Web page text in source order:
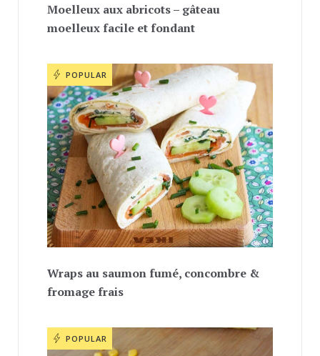
Moelleux aux abricots – gâteau
moelleux facile et fondant
POPULAR
Wraps au saumon fumé, concombre &
fromage frais
POPULAR